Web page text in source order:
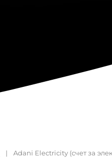
Adani Electricity (счет за